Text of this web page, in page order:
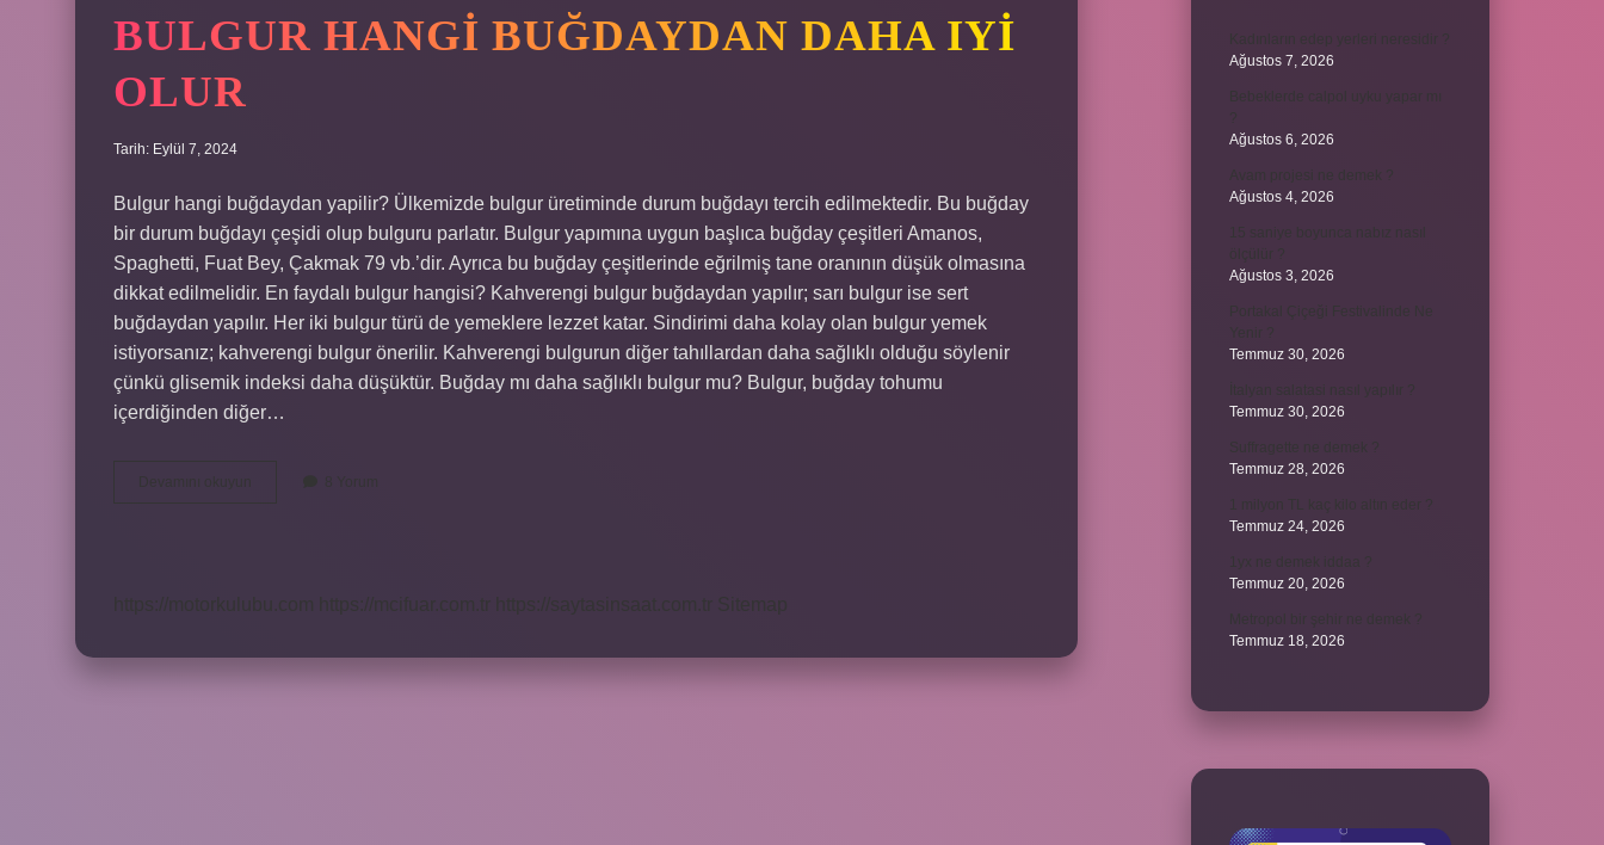
BULGUR HANGI BUĞDAYDAN DAHA IYI
OLUR
Tarih: Eylül 7, 2024
Bulgur hangi buğdaydan yapilir? Ülkemizde bulgur üretiminde durum buğdayı tercih edilmektedir. Bu buğday
bir durum buğdayı çeşidi olup bulguru parlatır. Bulgur yapımına uygun başlıca buğday çeşitleri Amanos,
Spaghetti, Fuat Bey, Çakmak 79 vb.’dir. Ayrıca bu buğday çeşitlerinde eğrilmiş tane oranının düşük olmasına
dikkat edilmelidir. En faydalı bulgur hangisi? Kahverengi bulgur buğdaydan yapılır; sarı bulgur ise sert
buğdaydan yapılır. Her iki bulgur türü de yemeklere lezzet katar. Sindirimi daha kolay olan bulgur yemek
istiyorsanız; kahverengi bulgur önerilir. Kahverengi bulgurun diğer tahıllardan daha sağlıklı olduğu söylenir
çünkü glisemik indeksi daha düşüktür. Buğday mı daha sağlıklı bulgur mu? Bulgur, buğday tohumu
içerdiğinden diğer…
Ağustos 7, 2026
Ağustos 6, 2026
Ağustos 4, 2026
Ağustos 3, 2026
Temmuz 30, 2026
Temmuz 30, 2026
Temmuz 28, 2026
Temmuz 24, 2026
Temmuz 20, 2026
Temmuz 18, 2026